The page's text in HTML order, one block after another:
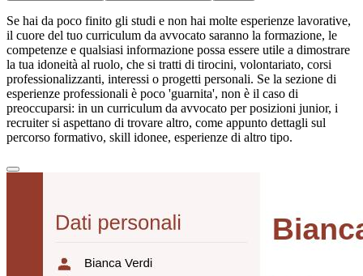
Se hai da poco finito gli studi e non hai molte esperienze lavorative,
il cuore del tuo curriculum da avvocato saranno la formazione, le
competenze e qualsiasi informazione possa essere utile a dimostrare
la tua idoneità al ruolo, che si tratti di tirocini, volontariato, corsi
professionalizzanti, interessi o progetti personali. Se la sezione di
esperienze professionali è poco 'guarnita', non è il caso di
preoccuparsi: in un curriculum da avvocato per posizioni junior, i
recruiter si aspettano di trovare altro, come appunto dettagli sul
percorso formativo, skill idonee, esperienze di altro tipo.